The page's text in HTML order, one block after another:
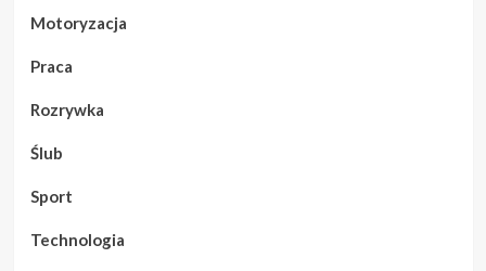
Motoryzacja
Praca
Rozrywka
Ślub
Sport
Technologia